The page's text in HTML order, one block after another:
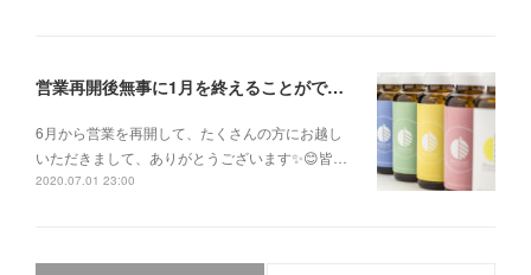
営業再開後無事に1月を終えることができました✨
6月から営業を再開して、たくさんの方にお越し
いただきまして、ありがとうございます✨😊皆…
2020.07.01 23:00